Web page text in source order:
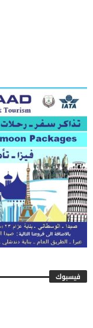
فيسبوك